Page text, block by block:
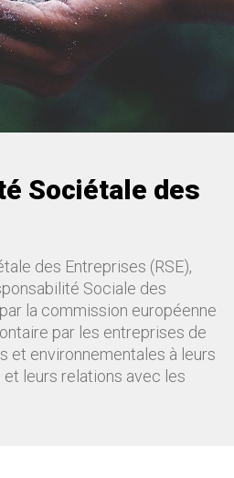
Sociétale des
des Entreprises (RSE),
Sociale des
la commission européenne
par les entreprises de
et environnementales à leurs
leurs relations avec les